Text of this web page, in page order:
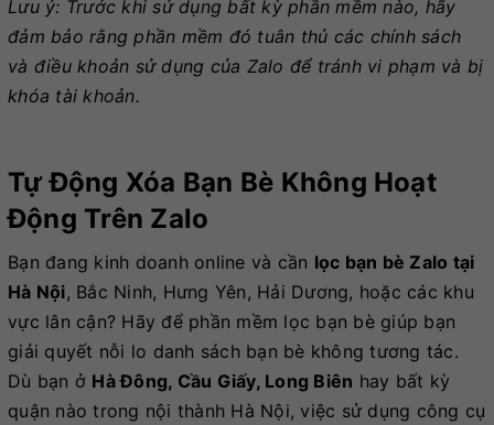
Lưu ý: Trước khi sử dụng bất kỳ phần mềm nào, hãy
đảm bảo rằng phần mềm đó tuân thủ các chính sách
và điều khoản sử dụng của Zalo để tránh vi phạm và bị
khóa tài khoản.
Tự Động Xóa Bạn Bè Không Hoạt
Động Trên Zalo
Bạn đang kinh doanh online và cần lọc bạn bè Zalo tại
Hà Nội, Bắc Ninh, Hưng Yên, Hải Dương, hoặc các khu
vực lân cận? Hãy để phần mềm lọc bạn bè giúp bạn
giải quyết nỗi lo danh sách bạn bè không tương tác.
Dù bạn ở Hà Đông, Cầu Giấy, Long Biên hay bất kỳ
quận nào trong nội thành Hà Nội, việc sử dụng công cụ